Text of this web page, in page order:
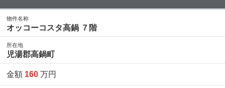
物件名称
オッコーコスタ高鍋 ７階
所在地
児湯郡高鍋町
金額 160 万円